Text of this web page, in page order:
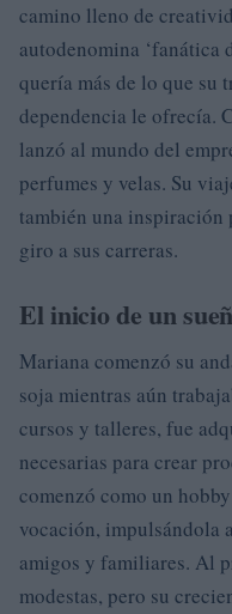
camino lleno de
autodenomina ‘fanática
quería más de lo que su
dependencia le ofrecía.
lanzó al mundo del
perfumes y velas. Su
también una inspiración
giro a sus carreras.
El inicio de un
Mariana comenzó su
soja mientras aún
cursos y talleres, fue
necesarias para crear
comenzó como un
vocación, impulsándola
amigos y familiares. Al
modestas, pero su